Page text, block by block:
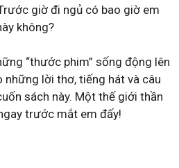
giờ đi ngủ có bao giờ em
không?
“thước phim” sống động lên
lời thơ, tiếng hát và câu
sách này. Một thế giới thần
trước mắt em đấy!